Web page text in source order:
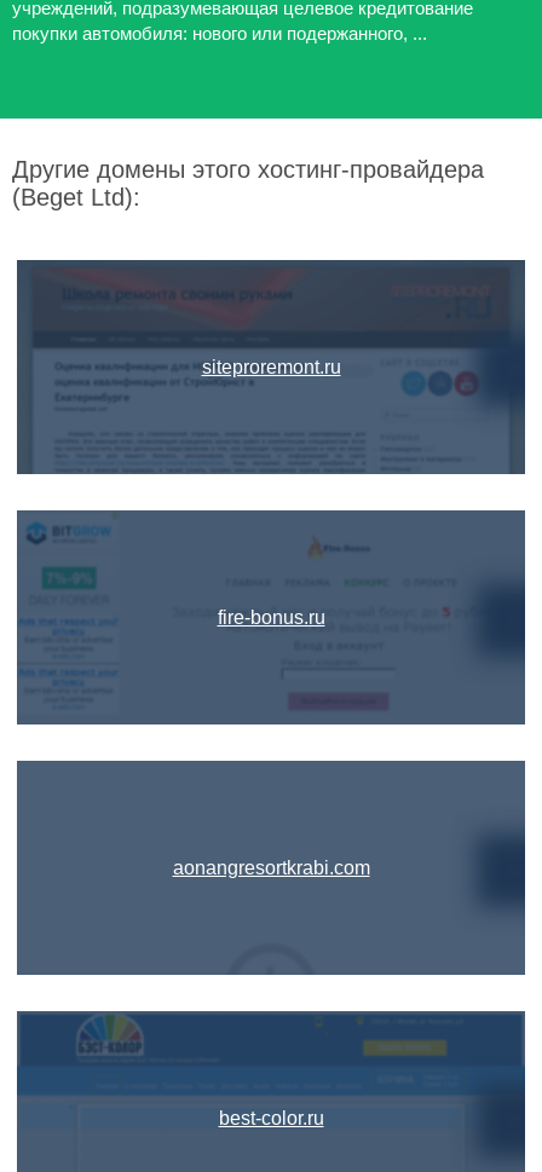
учреждений, подразумевающая целевое кредитование
покупки автомобиля: нового или подержанного, ...
Другие домены этого хостинг-провайдера
(Beget Ltd):
siteproremont.ru
fire-bonus.ru
aonangresortkrabi.com
best-color.ru